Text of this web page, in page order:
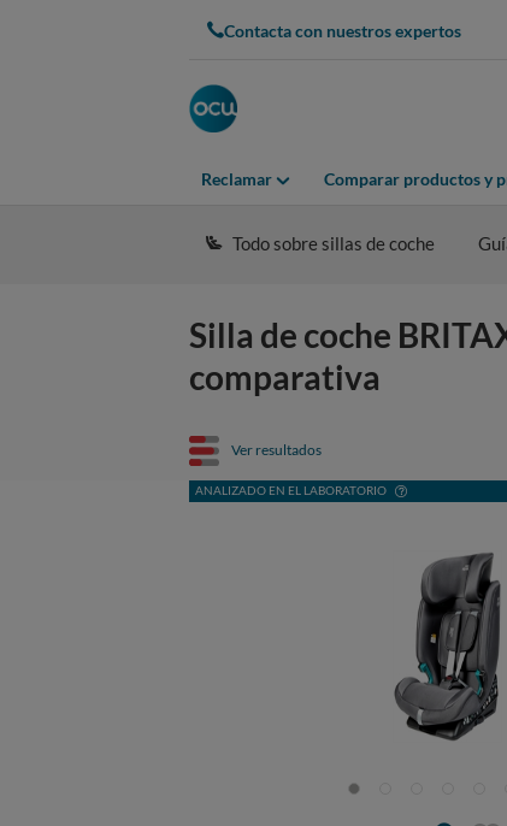
Contacta con nuestros expertos
Reclamar Comparar productos y
Todo sobre sillas de coche
Silla de coche
comparativa
Ver resultados
ANALIZADO EN EL LABORATORIO